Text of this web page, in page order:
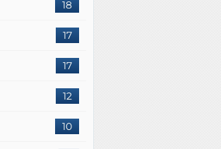
18
17
17
12
10